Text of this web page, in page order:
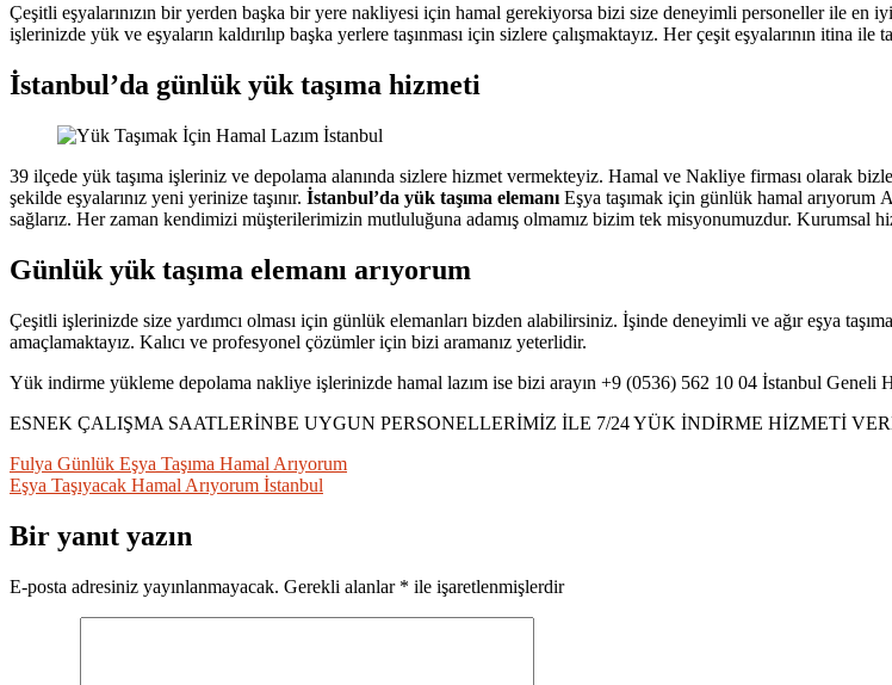
Çeşitli eşyalarınızın bir yerden başka bir yere nakliyesi için hamal gerekiyorsa bizi size deneyimli personeller ile
işlerinizde yük ve eşyaların kaldırılıp başka yerlere taşınması için sizlere çalışmaktayız. Her çeşit eşyalarının itina ile
İstanbul’da günlük yük taşıma hizmeti
39 ilçede yük taşıma işleriniz ve depolama alanında sizlere hizmet vermekteyiz. Hamal ve Nakliye firması olarak
şekilde eşyalarınız yeni yerinize taşınır. İstanbul’da yük taşıma elemanı Eşya taşımak için günlük hamal arıyorum
sağlarız. Her zaman kendimizi müşterilerimizin mutluluğuna adamış olmamız bizim tek misyonumuzdur. Kurumsal
Günlük yük taşıma elemanı arıyorum
Çeşitli işlerinizde size yardımcı olması için günlük elemanları bizden alabilirsiniz. İşinde deneyimli ve ağır eşya
amaçlamaktayız. Kalıcı ve profesyonel çözümler için bizi aramanız yeterlidir.
Yük indirme yükleme depolama nakliye işlerinizde hamal lazım ise bizi arayın +9 (0536) 562 10 04 İstanbul
ESNEK ÇALIŞMA SAATLERİNBE UYGUN PERSONELLERİMİZ İLE 7/24 YÜK İNDİRME HİZMETİ
Yazı
gezinmesi
Fulya Günlük Eşya Taşıma Hamal Arıyorum
Eşya Taşıyacak Hamal Arıyorum İstanbul
Bir yanıt yazın
E-posta adresiniz yayınlanmayacak. Gerekli alanlar * ile işaretlenmişlerdir